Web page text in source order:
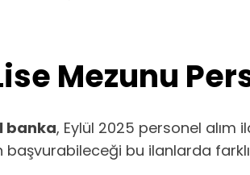
Mezunu
banka, Eylül 2025 personel alım
başvurabileceği bu ilanlarda